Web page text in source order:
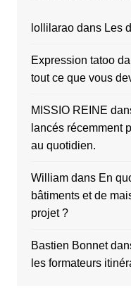
lollilaraodans Les
Expression tatoo
tout ce que vous
MISSIO REINE
lancés récemment
au quotidien.
Williamdans En
bâtiments et de
projet ?
Bastien Bonnet
les formateurs